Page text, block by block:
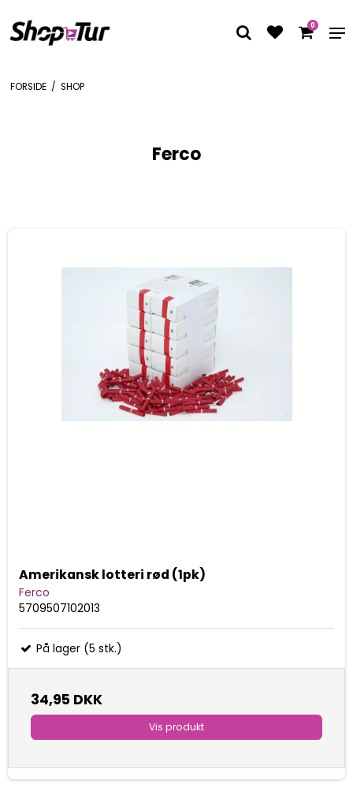
0
FORSIDE / SHOP
Ferco
Amerikansk lotteri rød (1pk)
Ferco
5709507102013
På lager (5 stk.)
34,95 DKK
Vis produkt